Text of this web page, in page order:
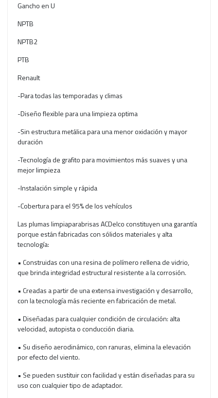
Gancho en U
NPTB
NPTB2
PTB
Renault
-Para todas las temporadas y climas
-Diseño flexible para una limpieza optima
-Sin estructura metálica para una menor oxidación y mayor
duración
-Tecnología de grafito para movimientos más suaves y una
mejor limpieza
-Instalación simple y rápida
-Cobertura para el 95% de los vehículos
Las plumas limpiaparabrisas ACDelco constituyen una garantía
porque están fabricadas con sólidos materiales y alta
tecnología:
• Construidas con una resina de polímero rellena de vidrio,
que brinda integridad estructural resistente a la corrosión.
• Creadas a partir de una extensa investigación y desarrollo,
con la tecnología más reciente en fabricación de metal.
• Diseñadas para cualquier condición de circulación: alta
velocidad, autopista o conducción diaria.
• Su diseño aerodinámico, con ranuras, elimina la elevación
por efecto del viento.
• Se pueden sustituir con facilidad y están diseñadas para su
uso con cualquier tipo de adaptador.